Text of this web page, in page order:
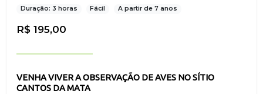
Duração: 3 horas Fácil A partir de 7 anos
R$ 195,00
VENHA VIVER A OBSERVAÇÃO DE AVES NO SÍTIO
CANTOS DA MATA